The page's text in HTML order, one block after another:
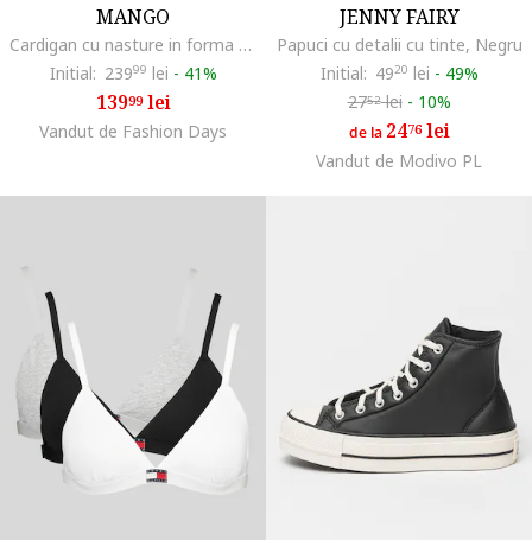
MANGO
Cardigan cu nasture in forma de soare si maneci medi, Bej deschis
Initial: 23999 lei - 41%
13999lei
Vandut de Fashion Days
JENNY FAIRY
Papuci cu detalii cu tinte, Negru
Initial: 4920 lei - 49%
2752lei - 10%
de la 2476lei
Vandut de Modivo PL